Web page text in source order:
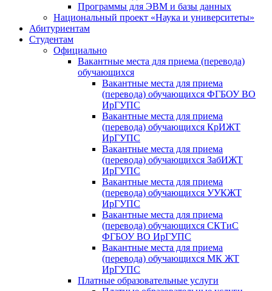
Программы для ЭВМ и базы данных
Национальный проект «Наука и университеты»
Абитуриентам
Студентам
Официально
Вакантные места для приема (перевода)
обучающихся
Вакантные места для приема
(перевода) обучающихся ФГБОУ ВО
ИрГУПС
Вакантные места для приема
(перевода) обучающихся КрИЖТ
ИрГУПС
Вакантные места для приема
(перевода) обучающихся ЗабИЖТ
ИрГУПС
Вакантные места для приема
(перевода) обучающихся УУКЖТ
ИрГУПС
Вакантные места для приема
(перевода) обучающихся СКТиС
ФГБОУ ВО ИрГУПС
Вакантные места для приема
(перевода) обучающихся МК ЖТ
ИрГУПС
Платные образовательные услуги